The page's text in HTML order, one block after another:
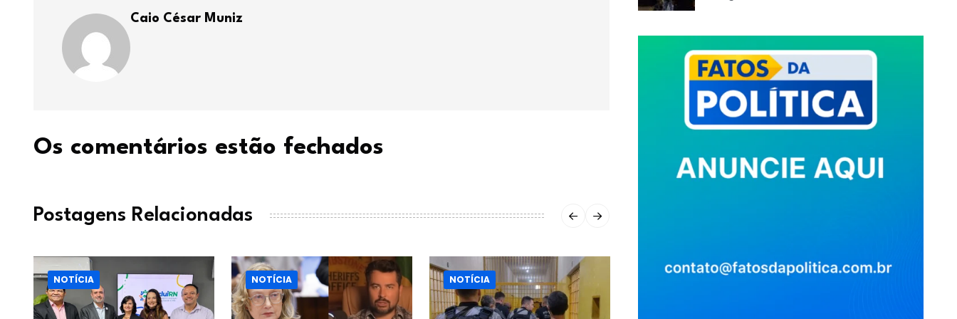
Caio César Muniz
Os comentários estão fechados
Postagens Relacionadas
NOTÍCIA NOTÍCIA NOTÍCIA